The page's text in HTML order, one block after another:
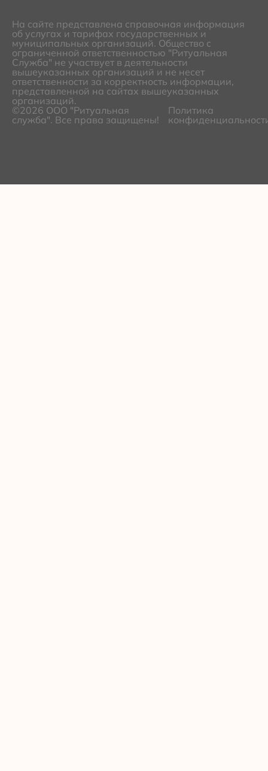
На сайте представлена справочная информация
об услугах и тарифах государственных и
муниципальных организаций. Общество с
ограниченной ответственностью "Ритуальная
Служба" не участвует в деятельности
вышеуказанных организаций и не несет
ответственности за корректность информации,
представленной на сайтах вышеуказанных
организаций.
©2026 ООО "Ритуальная
служба". Все права защищены!
Политика